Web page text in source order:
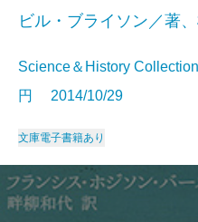
ビル・ブライソン／著
Science＆History
円 2014/10/29
文庫電子書籍あり